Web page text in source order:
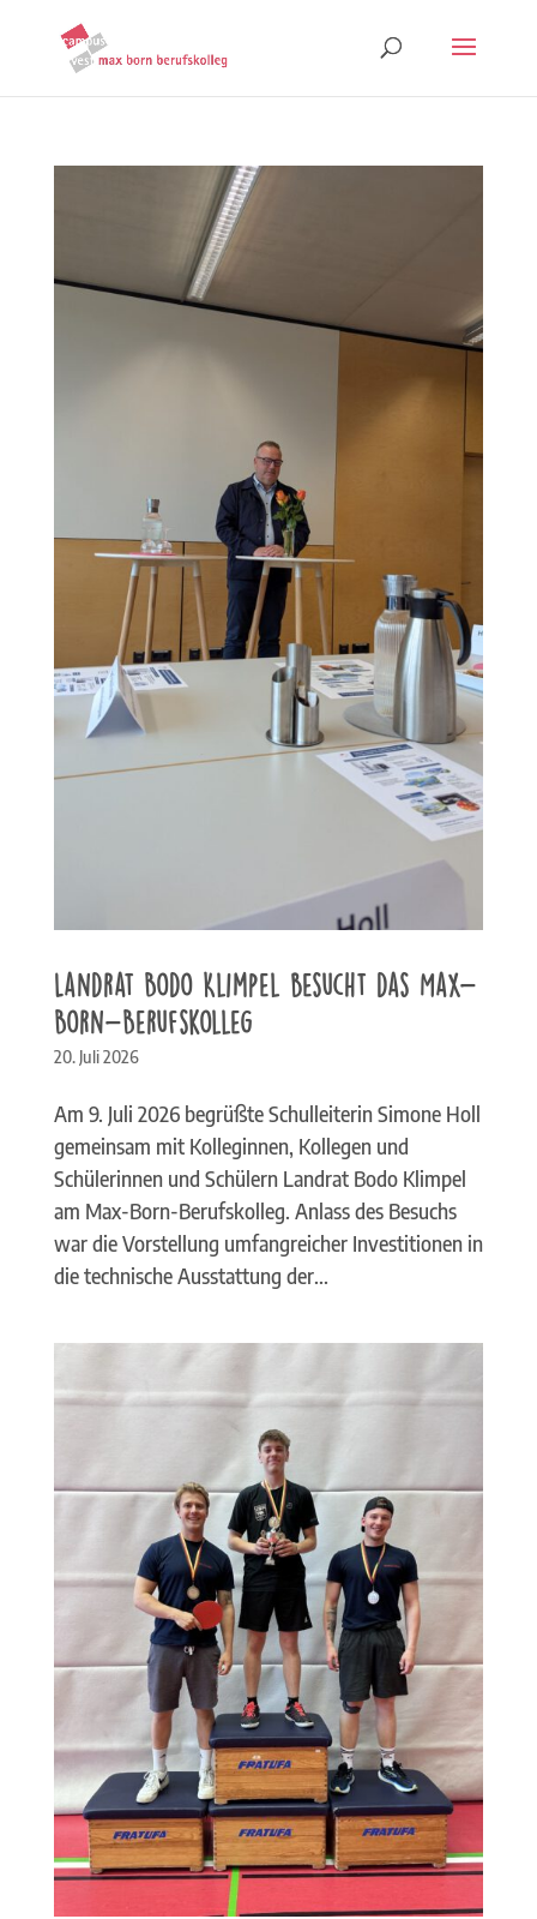
Landrat Bodo Klimpel besucht das Max-
Born-Berufskolleg
20. Juli 2026
Am 9. Juli 2026 begrüßte Schulleiterin Simone Holl
gemeinsam mit Kolleginnen, Kollegen und
Schülerinnen und Schülern Landrat Bodo Klimpel
am Max-Born-Berufskolleg. Anlass des Besuchs
war die Vorstellung umfangreicher Investitionen in
die technische Ausstattung der...